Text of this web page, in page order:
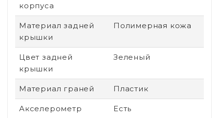
корпуса
Материал задней
крышки
Полимерная кожа
Цвет задней
крышки
Зеленый
Материал граней Пластик
Акселерометр Есть